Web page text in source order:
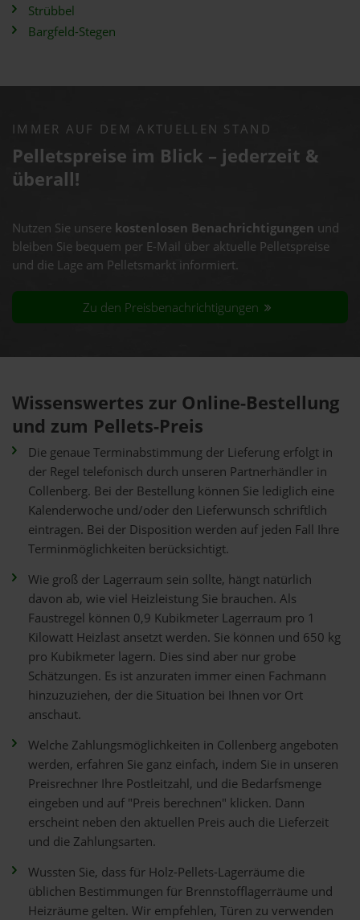
Strübbel
Bargfeld-Stegen
IMMER AUF DEM AKTUELLEN STAND
Pelletspreise im Blick – jederzeit &
überall!
Nutzen Sie unsere kostenlosen Benachrichtigungen und
bleiben Sie bequem per E-Mail über aktuelle Pelletspreise
und die Lage am Pelletsmarkt informiert.
Zu den Preisbenachrichtigungen
Wissenswertes zur Online-Bestellung
und zum Pellets-Preis
Die genaue Terminabstimmung der Lieferung erfolgt in
der Regel telefonisch durch unseren Partnerhändler in
Collenberg. Bei der Bestellung können Sie lediglich eine
Kalenderwoche und/oder den Lieferwunsch schriftlich
eintragen. Bei der Disposition werden auf jeden Fall Ihre
Terminmöglichkeiten berücksichtigt.
Wie groß der Lagerraum sein sollte, hängt natürlich
davon ab, wie viel Heizleistung Sie brauchen. Als
Faustregel können 0,9 Kubikmeter Lagerraum pro 1
Kilowatt Heizlast ansetzt werden. Sie können und 650 kg
pro Kubikmeter lagern. Dies sind aber nur grobe
Schätzungen. Es ist anzuraten immer einen Fachmann
hinzuzuziehen, der die Situation bei Ihnen vor Ort
anschaut.
Welche Zahlungsmöglichkeiten in Collenberg angeboten
werden, erfahren Sie ganz einfach, indem Sie in unseren
Preisrechner Ihre Postleitzahl, und die Bedarfsmenge
eingeben und auf "Preis berechnen" klicken. Dann
erscheint neben den aktuellen Preis auch die Lieferzeit
und die Zahlungsarten.
Wussten Sie, dass für Holz-Pellets-Lagerräume die
üblichen Bestimmungen für Brennstofflagerräume und
Heizräume gelten. Wir empfehlen, Türen zu verwenden